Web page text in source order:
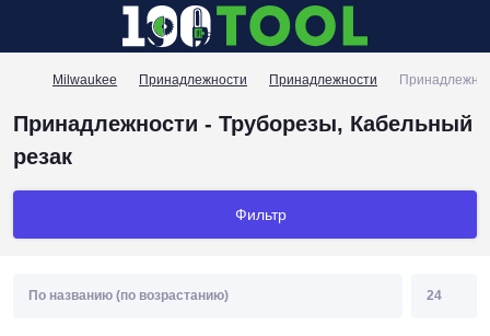
Milwaukee Принадлежности Принадлежности
Принадлежности - Труборезы, Кабельный
резак
Фильтр